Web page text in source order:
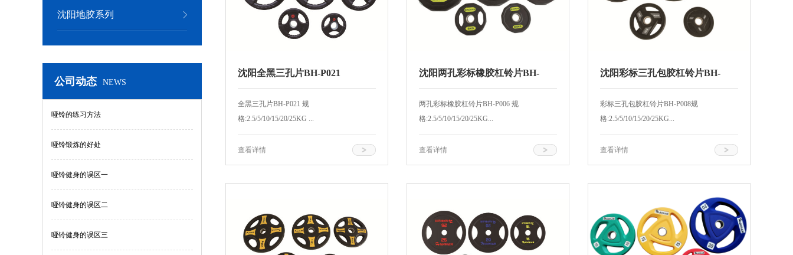
沈阳地胶系列
公司动态 NEWS
哑铃的练习方法
哑铃锻炼的好处
哑铃健身的误区一
哑铃健身的误区二
哑铃健身的误区三
沈阳全黑三孔片BH-P021
全黑三孔片BH-P021 规
格:2.5/5/10/15/20/25KG ...
查看详情
沈阳两孔彩标橡胶杠铃片BH-
P006
两孔彩标橡胶杠铃片BH-P006 规
格:2.5/5/10/15/20/25KG...
查看详情
沈阳彩标三孔包胶杠铃片BH-
P008
彩标三孔包胶杠铃片BH-P008规
格:2.5/5/10/15/20/25KG...
查看详情